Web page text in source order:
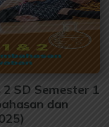
SD Semester 1
dan